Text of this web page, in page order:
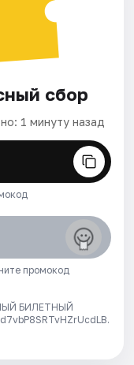
сбор
1 минуту назад
промокод
БИЛЕТНЫЙ